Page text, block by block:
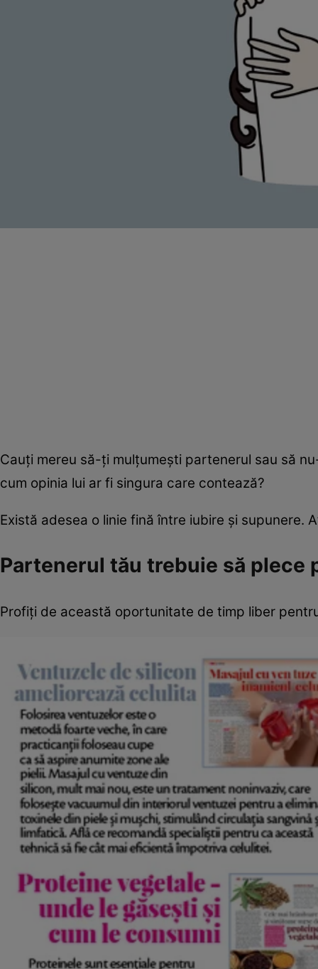
Cauţi mereu să-ţi mulţumeşti partenerul sau să
cum opinia lui ar fi singura care contează?
Există adesea o linie fină între iubire şi supunere.
Partenerul tău trebuie să plece
Profiţi de această oportunitate de timp liber